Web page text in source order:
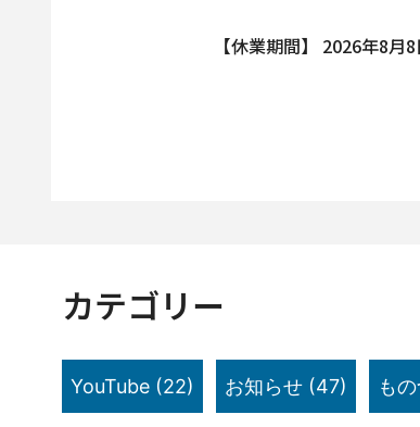
【休業期間】 2026年8
カテゴリー
YouTube (22) お知らせ (47) も